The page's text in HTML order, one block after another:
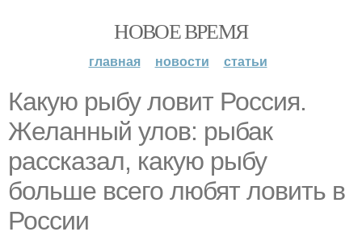
НОВОЕ ВРЕМЯ
главная новости статьи
Какую рыбу ловит Россия.
Желанный улов: рыбак
рассказал, какую рыбу
больше всего любят ловить в
России